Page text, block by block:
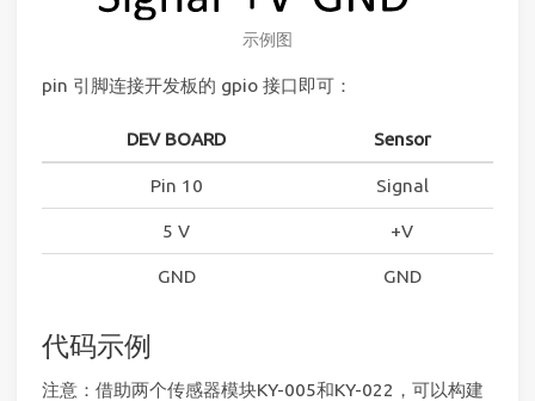
示例图
pin 引脚连接开发板的 gpio 接口即可：
DEV BOARD Sensor
Pin 10 Signal
5 V +V
GND GND
代码示例
注意：借助两个传感器模块KY-005和KY-022，可以构建